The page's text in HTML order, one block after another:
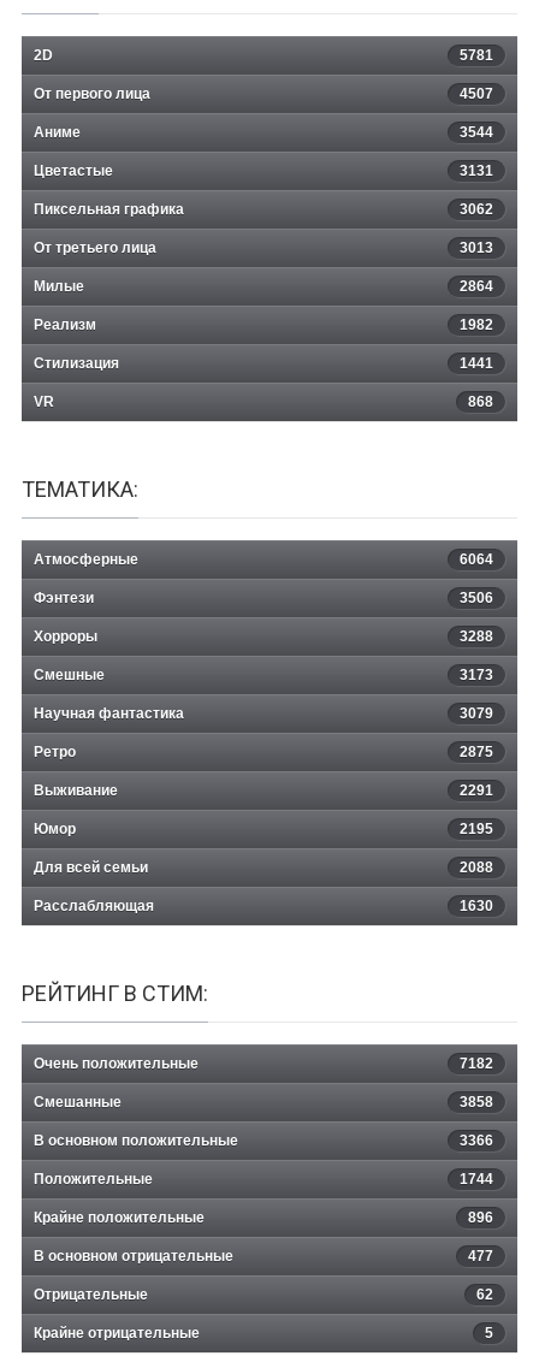
2D 5781
От первого лица 4507
Аниме 3544
Цветастые 3131
Пиксельная графика 3062
От третьего лица 3013
Милые 2864
Реализм 1982
Стилизация 1441
VR 868
ТЕМАТИКА:
Атмосферные 6064
Фэнтези 3506
Хорроры 3288
Смешные 3173
Научная фантастика 3079
Ретро 2875
Выживание 2291
Юмор 2195
Для всей семьи 2088
Расслабляющая 1630
РЕЙТИНГ В СТИМ:
Очень положительные 7182
Смешанные 3858
В основном положительные 3366
Положительные 1744
Крайне положительные 896
В основном отрицательные 477
Отрицательные 62
Крайне отрицательные 5